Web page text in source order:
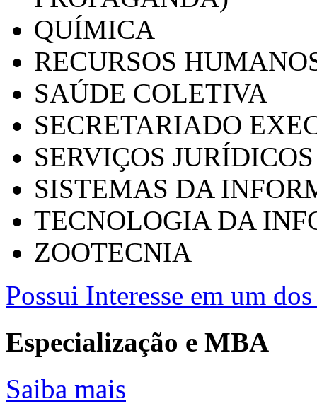
QUÍMICA
RECURSOS
SAÚDE COLETIVA
SECRETARIADO
SERVIÇOS
SISTEMAS DA
TECNOLOGIA DA
ZOOTECNIA
Possui Interesse em um
Especialização e MBA
Saiba mais